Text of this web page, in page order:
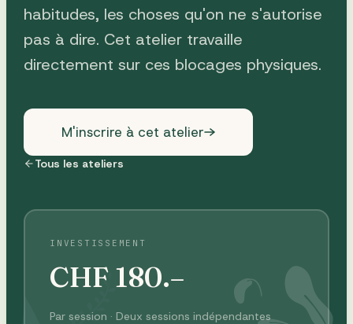
habitudes, les choses qu'on ne s'autorise
pas à dire. Cet atelier travaille
directement sur ces blocages physiques.
M'inscrire à cet atelier
Tous les ateliers
INVESTISSEMENT
CHF 180.–
Par session · Deux sessions indépendantes